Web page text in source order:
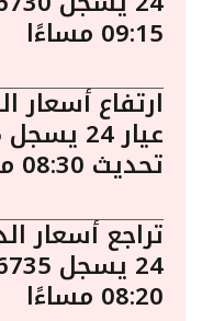
09:15 مساءًا
ارتفاع
تحديث 08:30 مساءًا
تراجع أسعار
08:20 مساءًا